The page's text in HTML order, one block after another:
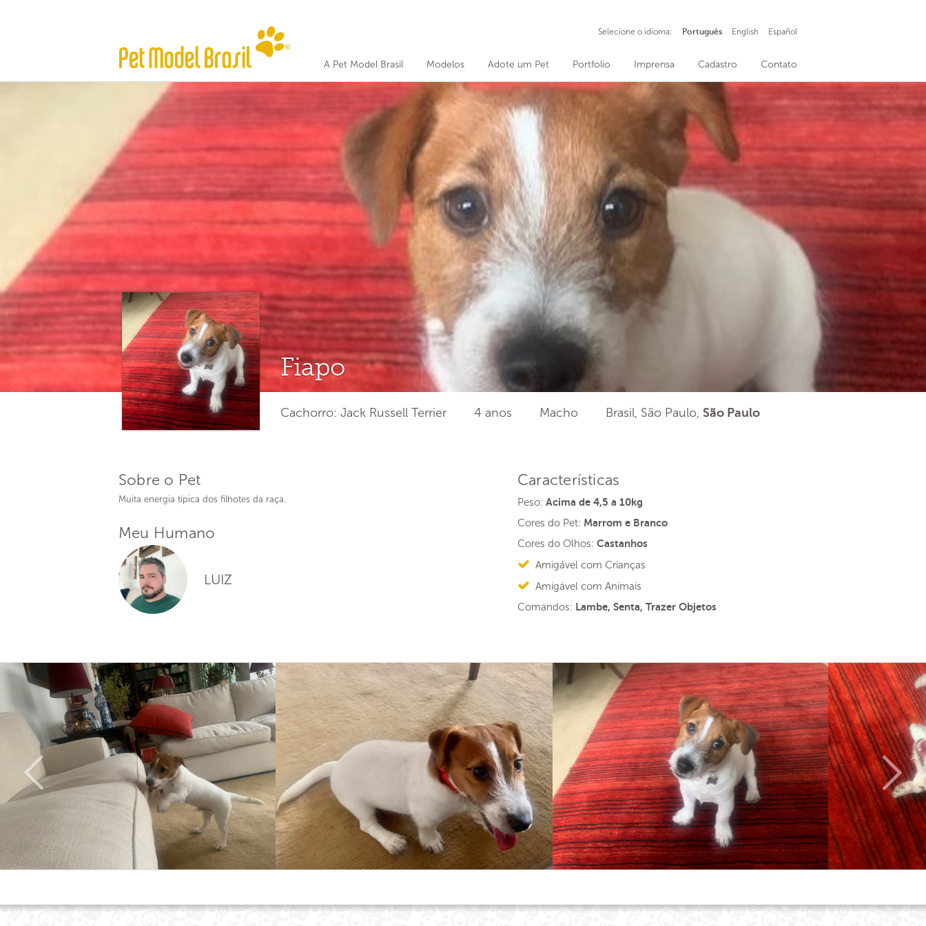
A Pet Model Brasil Modelos Adote um Pet Portfolio Imprensa Cadastro Contato
Selecione o idioma: Português English Español
Fiapo
Cachorro: Jack Russell Terrier 4 anos Macho Brasil, São Paulo, São Paulo
Sobre o Pet
Muita energia típica dos filhotes da raça.
Meu Humano
LUIZ
Características
Peso: Acima de 4,5 a 10kg
Cores do Pet: Marrom e Branco
Cores do Olhos: Castanhos
Amigável com Crianças
Amigável com Animais
Comandos: Lambe, Senta, Trazer Objetos